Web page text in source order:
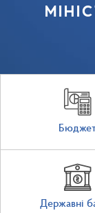
Державні